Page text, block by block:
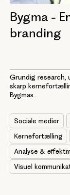
Bygma -
branding
Grundig research,
skarp
Bygmas...
Sociale medier
Kernefortælling
Analyse &
Visuel